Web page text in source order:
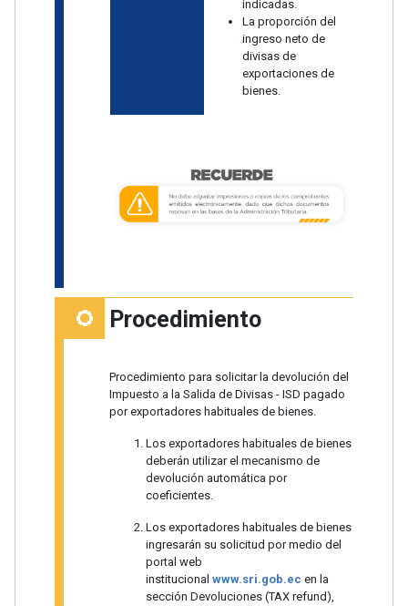
indicadas.
La proporción del
ingreso neto de
divisas de
exportaciones de
bienes.
Procedimiento
Procedimiento para solicitar la devolución del
Impuesto a la Salida de Divisas - ISD pagado
por exportadores habituales de bienes.
Los exportadores habituales de bienes
deberán utilizar el mecanismo de
devolución automática por
coeficientes.
Los exportadores habituales de bienes
ingresarán su solicitud por medio del
portal web
institucional www.sri.gob.ec en la
sección Devoluciones (TAX refund),